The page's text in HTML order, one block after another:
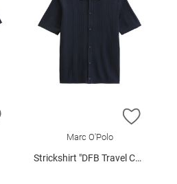
ZUR WUNSCHLISTE HINZUFÜGEN
ZUR
Marc O'Polo
Strickshirt "DFB Travel Collection"